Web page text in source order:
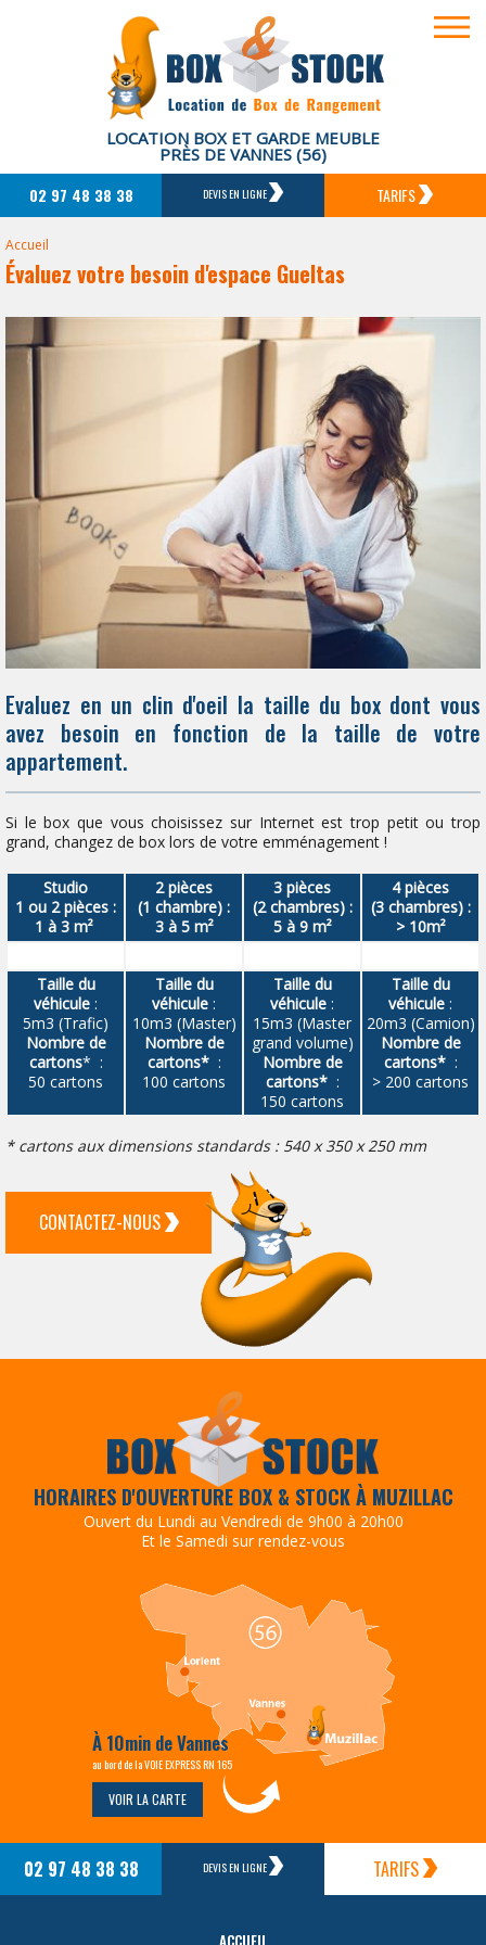
LOCATION BOX ET GARDE MEUBLE
PRÈS DE VANNES (56)
02 97 48 38 38 DEVIS EN LIGNE TARIFS
Accueil
Évaluez votre besoin d'espace Gueltas
Evaluez en un clin d'oeil la taille du box dont vous
avez besoin en fonction de la taille de votre
appartement.
Si le box que vous choisissez sur Internet est trop petit ou trop
grand, changez de box lors de votre emménagement !
Studio
1 ou 2 pièces :
1 à 3 m²
2 pièces
(1 chambre) :
3 à 5 m²
3 pièces
(2 chambres) :
5 à 9 m²
4 pièces
(3 chambres) :
> 10m²
Taille du
véhicule :
5m3 (Trafic)
Nombre de
cartons* :
50 cartons
Taille du
véhicule :
10m3 (Master)
Nombre de
cartons*:
100 cartons
Taille du
véhicule :
15m3 (Master
grand volume)
Nombre de
cartons*:
150 cartons
Taille du
véhicule :
20m3 (Camion)
Nombre de
cartons*:
> 200 cartons
* cartons aux dimensions standards : 540 x 350 x 250 mm
CONTACTEZ-NOUS
02 97 48 38 38 DEVIS EN LIGNE TARIFS
HORAIRES D'OUVERTURE BOX & STOCK À MUZILLAC
Ouvert du Lundi au Vendredi de 9h00 à 20h00
Et le Samedi sur rendez-vous
À 10min de Vannes
au bord de la VOIE EXPRESS RN 165
VOIR LA CARTE